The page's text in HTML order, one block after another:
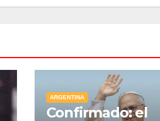
ARGENTINA
Confirmado: el